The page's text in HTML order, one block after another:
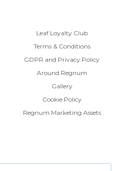
Leaf Loyalty Club
Terms & Conditions
GDPR and Privacy Policy
Around Regnum
Gallery
Cookie Policy
Regnum Marketing Assets